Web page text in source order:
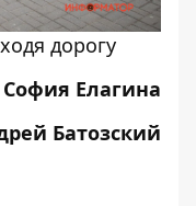
дорогу
София Елагина
Батозский